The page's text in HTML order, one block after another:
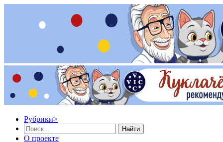
Рубрики>
Найти
О проекте